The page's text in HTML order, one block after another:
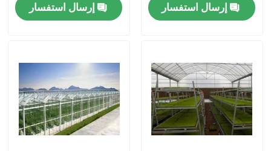
منتجات
أشرطة فيديو
إرسال استفسار
إرسال استفسار